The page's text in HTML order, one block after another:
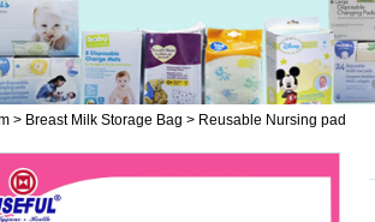
> Breast Milk Storage Bag > Reusable Nursing pad